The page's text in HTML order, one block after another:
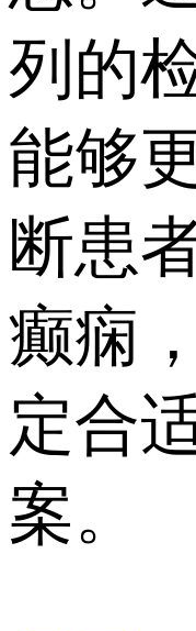
列的
能够
断患
癫痫
定合
案。